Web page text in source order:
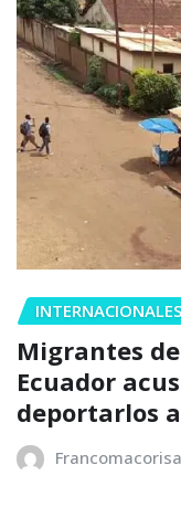
INTERNACIONALES
Migrantes
Ecuador
deportarlos